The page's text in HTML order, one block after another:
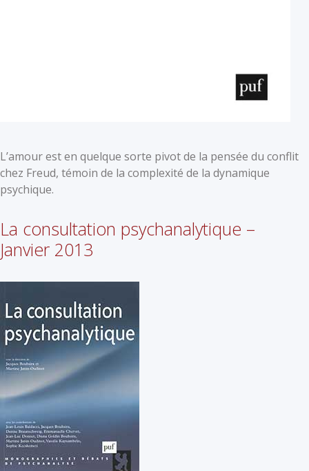
L’amour est en quelque sorte pivot de la pensée du conflit
chez Freud, témoin de la complexité de la dynamique
psychique.
La consultation psychanalytique –
Janvier 2013